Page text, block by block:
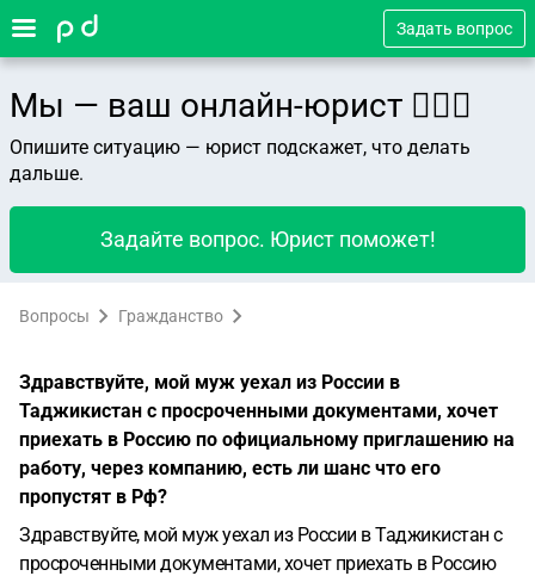
Задать вопрос
Мы — ваш онлайн-юрист 👨🏻‍⚖️
Опишите ситуацию — юрист подскажет, что делать
дальше.
Задайте вопрос. Юрист поможет!
Вопросы Гражданство
Здравствуйте, мой муж уехал из России в
Таджикистан с просроченными документами, хочет
приехать в Россию по официальному приглашению на
работу, через компанию, есть ли шанс что его
пропустят в Рф?
Здравствуйте, мой муж уехал из России в Таджикистан с
просроченными документами, хочет приехать в Россию